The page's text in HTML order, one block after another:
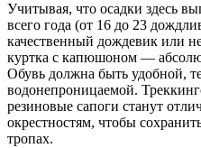
Учитывая, что осадки здесь
всего года (от 16 до 23
качественный дождевик или
куртка с капюшоном —
Обувь должна быть удобной,
водонепроницаемой.
резиновые сапоги станут
окрестностям, чтобы
тропах.